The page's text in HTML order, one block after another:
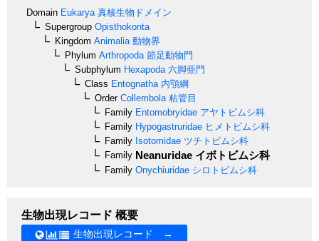
Domain Eukarya 真核生物ドメイン
Supergroup Opisthokonta
Kingdom Animalia 動物界
Phylum Arthropoda 節足動物門
Subphylum Hexapoda 六脚亜門
Class Entognatha 内顎綱
OrderCollembola 粘管目
Family Entomobryidae アヤトビムシ科
Family Hypogastruridae ヒメトビムシ科
Family Isotomidae ツチトビムシ科
Family Neanuridae イボトビムシ科
Family Onychiuridae シロトビムシ科
生物出現レコード 概要
生物出現レコード →